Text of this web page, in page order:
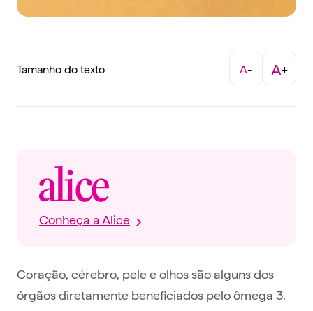
Tamanho do texto A- A+
Conheça a Alice
Coração, cérebro, pele e olhos são alguns dos
órgãos diretamente beneficiados pelo ômega 3.